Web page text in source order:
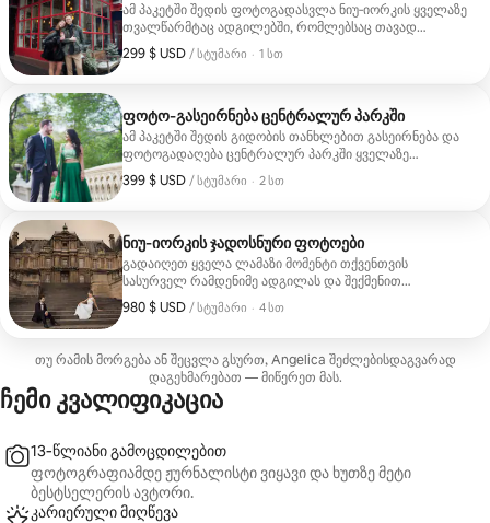
ამ პაკეტში შედის ფოტოგადასვლა ნიუ‑იორკის ყველაზე
თვალწარმტაც ადგილებში, რომლებსაც თავად
აირჩევთ.
299 $ USD / სტუმარი
299 $ USD, სტუმარზე
, · 1 სთ
ფოტო‑გასეირნება ცენტრალურ პარკში
ამ პაკეტში შედის გიდობის თანხლებით გასეირნება და
ფოტოგადაღება ცენტრალურ პარკში ყველაზე
საკულტო ადგილებში.
399 $ USD / სტუმარი
399 $ USD, სტუმარზე
, · 2 სთ
ნიუ‑იორკის ჯადოსნური ფოტოები
გადაიღეთ ყველა ლამაზი მომენტი თქვენთვის
სასურველ რამდენიმე ადგილას და შექმენით
სამახსოვრო მოგონებები.
980 $ USD / სტუმარი
980 $ USD, სტუმარზე
, · 4 სთ
თუ რამის მორგება ან შეცვლა გსურთ, Angelica შეძლებისდაგვარად
დაგეხმარებათ — მიწერეთ მას.
ჩემი კვალიფიკაცია
13‑წლიანი გამოცდილებით
ფოტოგრაფიამდე ჟურნალისტი ვიყავი და ხუთზე მეტი
ბესტსელერის ავტორი.
კარიერული მიღწევა